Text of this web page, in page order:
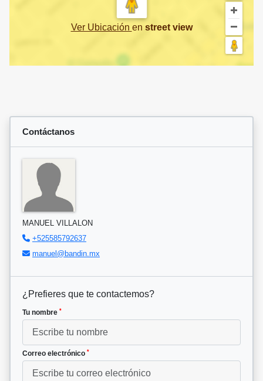
Ver Ubicación en street view
Contáctanos
MANUEL VILLALON
+525585792637
manuel@bandin.mx
¿Prefieres que te contactemos?
Tu nombre *
Correo electrónico *